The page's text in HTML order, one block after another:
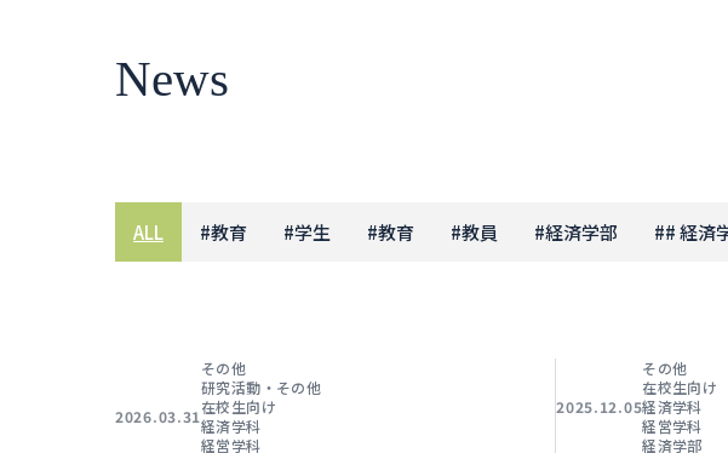
News
ALL #教育 #学生 #教育 #教員 #経済学部 ## 経済
2026.03.31
その他
研究活動・その他
在校生向け
経済学科
経営学科
2025.12.05
その他
在校生向け
経済学科
経営学科
経済学部